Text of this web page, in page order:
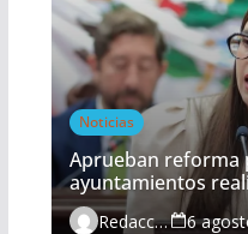
Noticias
Aprueban reforma
ayuntamientos
ciudadanas de
Redacción 6